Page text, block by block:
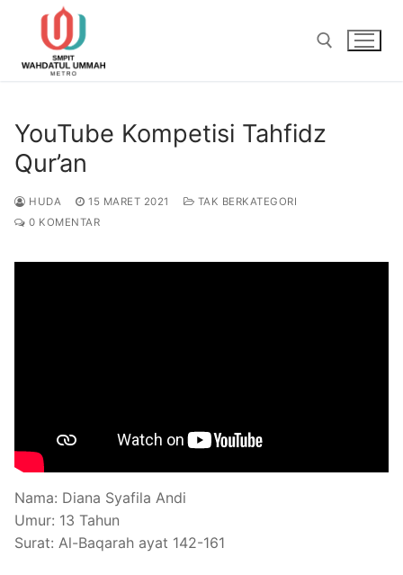
Lompat
YouTube Kompetisi Tahfidz
Qur’an
HUDA 15 MARET 2021
TAK BERKATEGORI
0 KOMENTAR
Nama: Diana Syafila Andi
Umur: 13 Tahun
Surat: Al-Baqarah ayat 142-161